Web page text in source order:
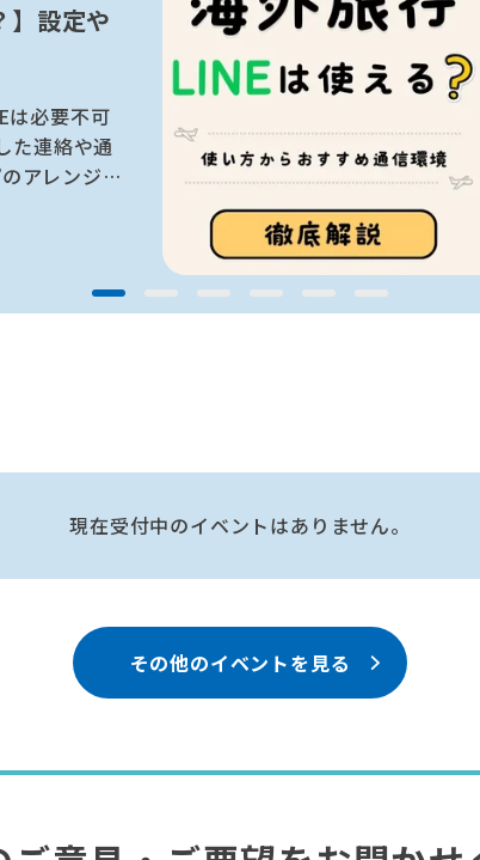
】設定や
は必要不可
た連絡や通
アレンジが
現在受付中のイベントはありません。
その他のイベントを見る